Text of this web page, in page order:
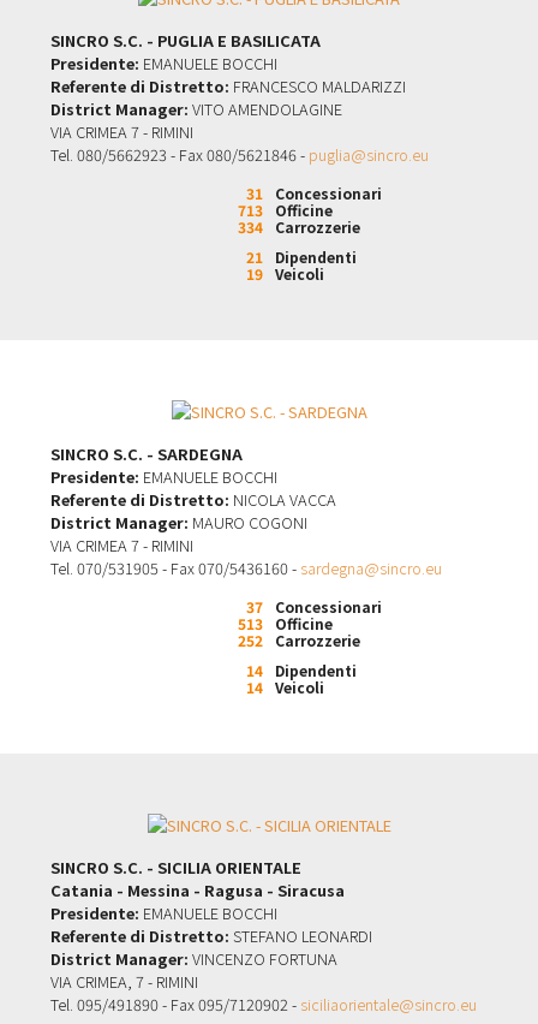
SINCRO S.C. - PUGLIA E BASILICATA
Presidente: EMANUELE BOCCHI
Referente di Distretto: FRANCESCO MALDARIZZI
District Manager:VITO AMENDOLAGINE
VIA CRIMEA 7 - RIMINI
Tel. 080/5662923 - Fax 080/5621846 - puglia@sincro.eu
31
Concessionari
713
Officine
334
Carrozzerie
21
Dipendenti
19 Veicoli
SINCRO S.C. - SARDEGNA
Presidente: EMANUELE BOCCHI
Referente di Distretto: NICOLA VACCA
District Manager: MAURO COGONI
VIA CRIMEA 7 - RIMINI
Tel. 070/531905 - Fax 070/5436160 - sardegna@sincro.eu
37
Concessionari
513
Officine
252
Carrozzerie
14
Dipendenti
14 Veicoli
SINCRO S.C. - SICILIA ORIENTALE
Catania - Messina - Ragusa - Siracusa
Presidente: EMANUELE BOCCHI
Referente di Distretto:STEFANO LEONARDI
District Manager:VINCENZO FORTUNA
VIA CRIMEA, 7 - RIMINI
Tel. 095/491890 - Fax 095/7120902 - siciliaorientale@sincro.eu